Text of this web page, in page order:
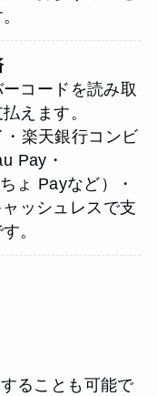
コードを読み取
えます。
楽天銀行コンビ
Pay・
ょ Payなど）・
ッシュレスで支
。
ることも可能で